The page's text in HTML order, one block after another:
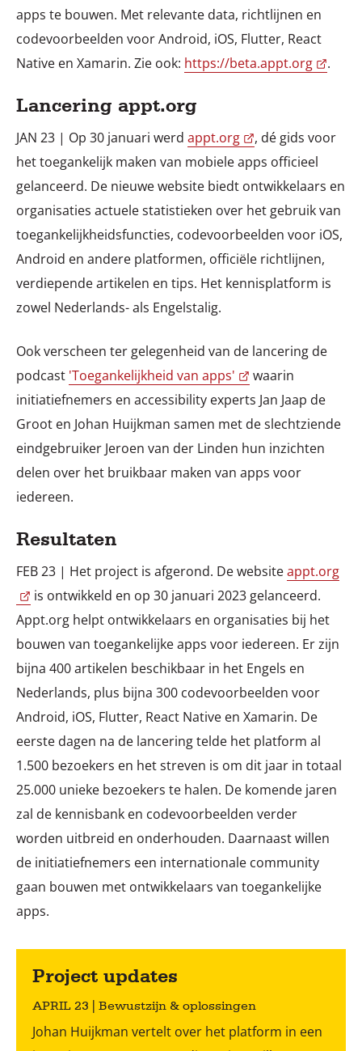
apps te bouwen. Met relevante data, richtlijnen en
codevoorbeelden voor Android, iOS, Flutter, React
Native en Xamarin. Zie ook: https://beta.appt.org .
Lancering appt.org
JAN 23 | Op 30 januari werd appt.org
, dé gids voor
het toegankelijk maken van mobiele apps officieel
gelanceerd. De nieuwe website biedt ontwikkelaars en
organisaties actuele statistieken over het gebruik van
toegankelijkheidsfuncties, codevoorbeelden voor iOS,
Android en andere platformen, officiële richtlijnen,
verdiepende artikelen en tips. Het kennisplatform is
zowel Nederlands- als Engelstalig.
Ook verscheen ter gelegenheid van de lancering de
podcast 'Toegankelijkheid van apps'
waarin
initiatiefnemers en accessibility experts Jan Jaap de
Groot en Johan Huijkman samen met de slechtziende
eindgebruiker Jeroen van der Linden hun inzichten
delen over het bruikbaar maken van apps voor
iedereen.
Resultaten
FEB 23 | Het project is afgerond. De websiteappt.org
is ontwikkeld en op 30 januari 2023 gelanceerd.
Appt.org helpt ontwikkelaars en organisaties bij het
bouwen van toegankelijke apps voor iedereen. Er zijn
bijna 400 artikelen beschikbaar in het Engels en
Nederlands, plus bijna 300 codevoorbeelden voor
Android, iOS, Flutter, React Native en Xamarin. De
eerste dagen na de lancering telde het platform al
1.500 bezoekers en het streven is om dit jaar in totaal
25.000 unieke bezoekers te halen. De komende jaren
zal de kennisbank en codevoorbeelden verder
worden uitbreid en onderhouden. Daarnaast willen
de initiatiefnemers een internationale community
gaan bouwen met ontwikkelaars van toegankelijke
apps.
Project updates
APRIL 23 | Bewustzijn & oplossingen
Johan Huijkman vertelt over het platform in een